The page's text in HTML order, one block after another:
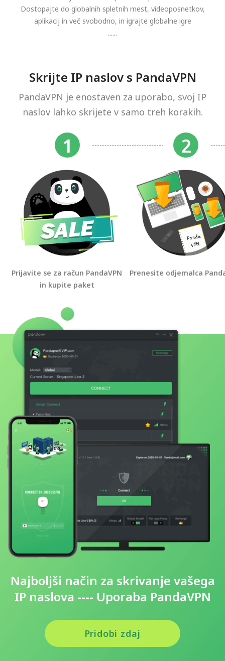
Dostopajte do globalnih spletnih mest, videoposnetkov,
aplikacij in več svobodno, in igrajte globalne igre
......
Skrijte IP naslov s PandaVPN
PandaVPN je enostaven za uporabo, svoj IP
naslov lahko skrijete v samo treh korakih.
Prijavite se za račun PandaVPN
in kupite paket
Prenesite odjemalca
Najboljši način za skrivanje vašega
IP naslova ---- Uporaba PandaVPN
Pridobi zdaj